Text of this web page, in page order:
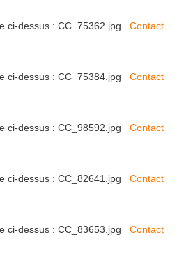
ci-dessus : CC_75362.jpg Contact
ci-dessus : CC_75384.jpg Contact
ci-dessus : CC_98592.jpg Contact
ci-dessus : CC_82641.jpg Contact
ci-dessus : CC_83653.jpg Contact